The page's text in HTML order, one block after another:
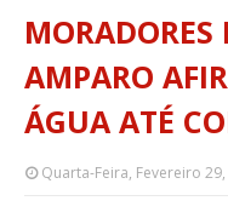
MORADORES
AMPARO
ÁGUA ATÉ
Quarta-Feira, Fevereiro